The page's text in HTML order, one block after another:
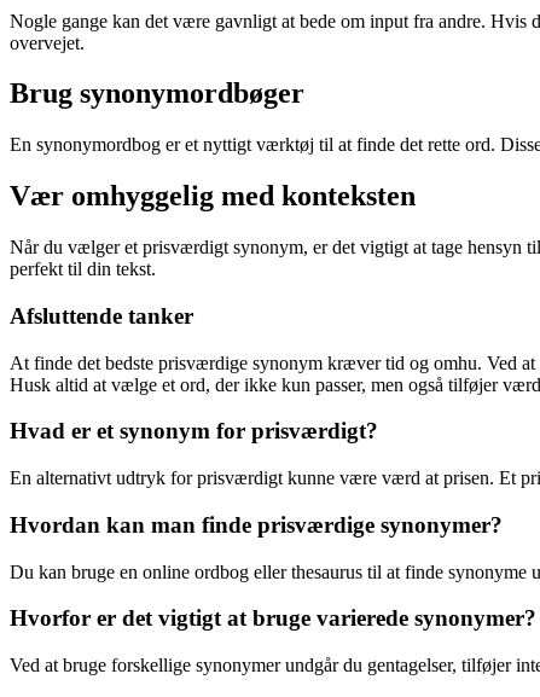
Nogle gange kan det være gavnligt at bede om input fra andre.
overvejet.
Brug synonymordbøger
En synonymordbog er et nyttigt værktøj til at finde det rette ord.
Vær omhyggelig med konteksten
Når du vælger et prisværdigt synonym, er det vigtigt at tage hensyn
perfekt til din tekst.
Afsluttende tanker
At finde det bedste prisværdige synonym kræver tid og omhu. Ved
Husk altid at vælge et ord, der ikke kun passer, men også tilføjer
Hvad er et synonym for prisværdigt?
En alternativt udtryk for prisværdigt kunne være værd at prisen. Et
Hvordan kan man finde prisværdige synonymer?
Du kan bruge en online ordbog eller thesaurus til at finde
Hvorfor er det vigtigt at bruge varierede synonymer?
Ved at bruge forskellige synonymer undgår du gentagelser, tilføjer